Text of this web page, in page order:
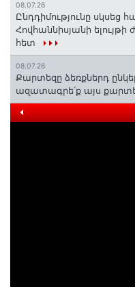
08.07.26
Ընդդիմությունը սկսեց
Հովհաննիսյանի
հետ
08.07.26
Քարտեզը ձեռքներդ
ազատագրե՛ք այս